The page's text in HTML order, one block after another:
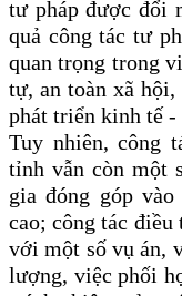
tư pháp được đổi
quả công tác tư
quan trọng trong
tự, an toàn xã
phát triển kinh tế -
Tuy nhiên, công
tỉnh vẫn còn một
gia đóng góp
cao; công tác
với một số vụ án,
lượng, việc phối